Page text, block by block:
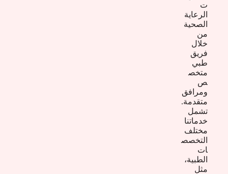
ت
الرعاية
الصحية
من
خلال
فريق
طبي
متخص
ص
ومرافق
متقدمة.
تشمل
خدماتنا
مختلف
التخصص
ات
الطبية،
مثل